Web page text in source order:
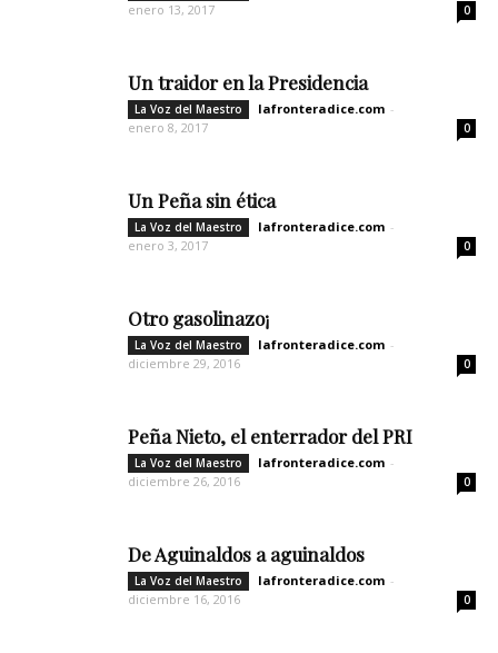
enero 13, 2017
0
Un traidor en la Presidencia
La Voz del Maestro lafronteradice.com -
enero 8, 2017
0
Un Peña sin ética
La Voz del Maestro lafronteradice.com -
enero 3, 2017
0
Otro gasolinazo¡
La Voz del Maestro lafronteradice.com -
diciembre 29, 2016
0
Peña Nieto, el enterrador del PRI
La Voz del Maestro lafronteradice.com -
diciembre 26, 2016
0
De Aguinaldos a aguinaldos
La Voz del Maestro lafronteradice.com -
diciembre 16, 2016
0